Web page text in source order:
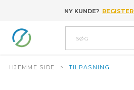
Go to contentNY KUNDE? REGISTER
Søg
HJEMME SIDE > TILPASNING